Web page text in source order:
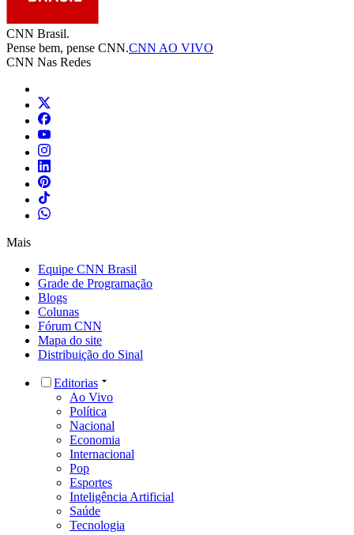
CNN Brasil.
Pense bem, pense CNN.CNN AO VIVO
CNN Nas Redes
Mais
Equipe CNN Brasil
Grade de Programação
Blogs
Colunas
Fórum CNN
Mapa do site
Distribuição do Sinal
Editorias
Ao Vivo
Política
Nacional
Economia
Internacional
Pop
Esportes
Inteligência Artificial
Saúde
Tecnologia